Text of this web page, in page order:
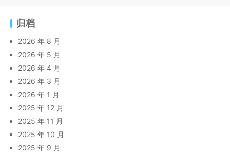
归档
2026 年 8 月
2026 年 5 月
2026 年 4 月
2026 年 3 月
2026 年 1 月
2025 年 12 月
2025 年 11 月
2025 年 10 月
2025 年 9 月